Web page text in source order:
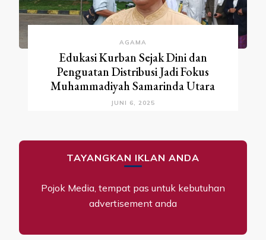
AGAMA
Edukasi Kurban Sejak Dini dan
Penguatan Distribusi Jadi Fokus
Muhammadiyah Samarinda Utara
JUNI 6, 2025
TAYANGKAN IKLAN ANDA
Pojok Media, tempat pas untuk kebutuhan
advertisement anda